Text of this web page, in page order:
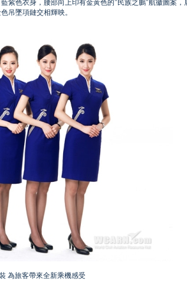
紫色衣身，腰部向上印有金黃色的"民族之鵬"航徽圖案，
吊墜項鏈交相輝映。
為旅客帶來全新乘機感受